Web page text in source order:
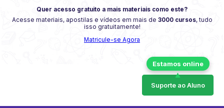
Quer acesso gratuito a mais materiais como este?
Acesse materiais, apostilas e vídeos em mais de 3000 cursos, tudo
isso gratuitamente!
Matricule-se Agora
Suporte ao Aluno